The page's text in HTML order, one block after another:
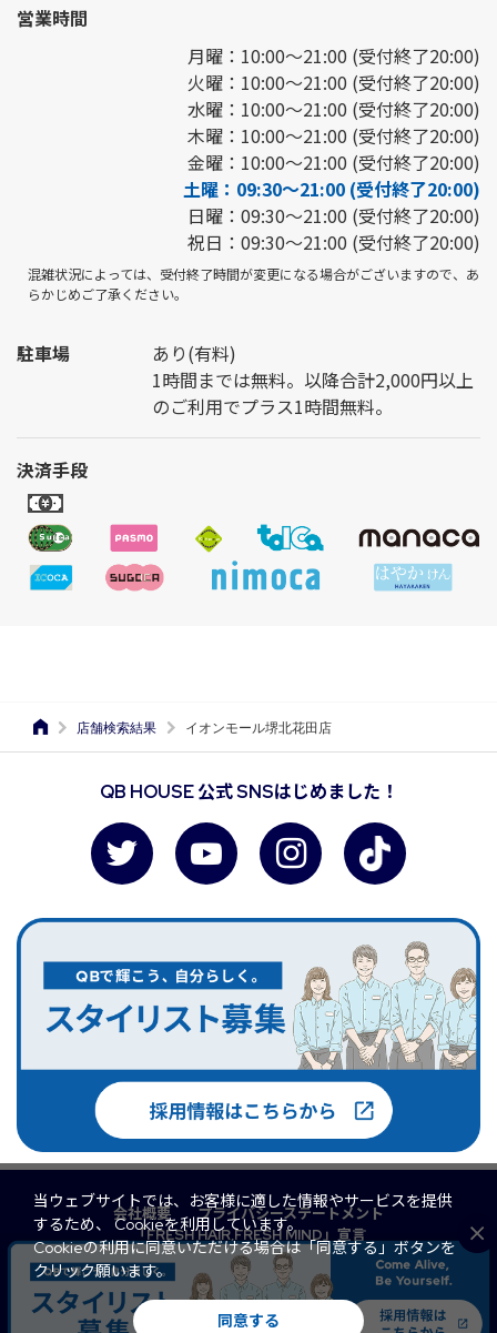
店舗検索結果 イオンモール堺北花田店
営業時間
月曜：10:00～21:00 (受付終了20:00)
火曜：10:00～21:00 (受付終了20:00)
水曜：10:00～21:00 (受付終了20:00)
木曜：10:00～21:00 (受付終了20:00)
金曜：10:00～21:00 (受付終了20:00)
土曜：09:30～21:00 (受付終了20:00)
日曜：09:30～21:00 (受付終了20:00)
祝日：09:30～21:00 (受付終了20:00)
混雑状況によっては、受付終了時間が変更になる場合がございますので、あ
らかじめご了承ください。
駐車場
あり(有料)
1時間までは無料。以降合計2,000円以上
のご利用でプラス1時間無料。
決済手段
QB HOUSE 公式 SNSはじめました！
会社概要
プライバシーステートメント
「FRESH HAIR,FRESH MIND」宣言
マルチステークホルダー方針
QB PREMIUM
FaSS
訪問理美容 サイトマップ
© 2026 QB Net Co., Ltd. All Rights Reserved.
当ウェブサイトでは、お客様に適した情報やサービスを提供
するため、 Cookieを利用しています。
Cookieの利用に同意いただける場合は「同意する」ボタンを
クリック願います。
同意する